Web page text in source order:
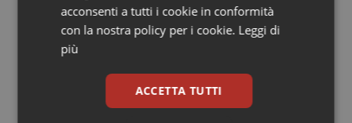
Ulcera & Reflusso
01 Luglio 2024
© Riproduzione riservata
acconsenti a tutti i cookie in conformità
con la nostra policy per i cookie. Leggi di
più
ACCETTA TUTTI